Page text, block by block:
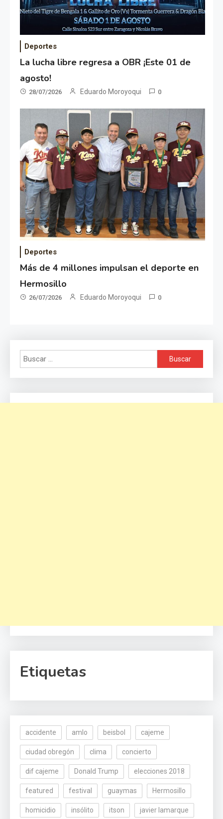
Deportes
La lucha libre regresa a OBR ¡Este 01 de
agosto!
28/07/2026 Eduardo Moroyoqui 0
Deportes
Más de 4 millones impulsan el deporte en
Hermosillo
26/07/2026 Eduardo Moroyoqui 0
Buscar:
Etiquetas
accidente amlo beisbol cajeme
ciudad obregón clima concierto
dif cajeme Donald Trump elecciones 2018
featured festival guaymas Hermosillo
homicidio insólito itson javier lamarque